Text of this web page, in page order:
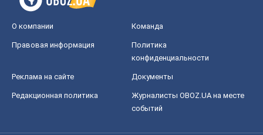
О компании Команда
Правовая информация
Политика
конфиденциальности
Реклама на сайте Документы
Редакционная политика
Журналисты OBOZ.UA на месте
событий